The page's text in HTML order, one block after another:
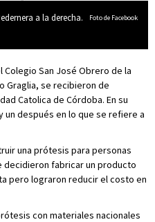
a la derecha. Foto de Facebook
Colegio San José Obrero de la
Graglia, se recibieron de
Catolica de Córdoba. En su
un después en lo que se refiere a
una prótesis para personas
decidieron fabricar un producto
pero lograron reducir el costo en
con materiales nacionales